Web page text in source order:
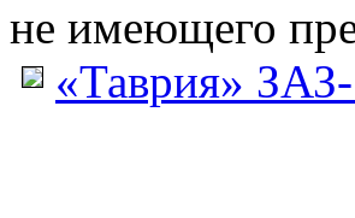
не имеющего
«Таврия»